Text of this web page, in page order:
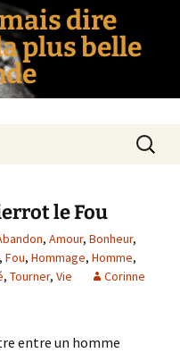
dire
plus belle
le Fou
, Amour, Bonheur,
, Fou, Hommage, Homme,
, Tourner, Vie
Corinne
entre un homme